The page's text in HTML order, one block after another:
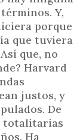
Y,
porque
que tuviera
que, no
Harvard
justos, y
De
totalitarias
Ha